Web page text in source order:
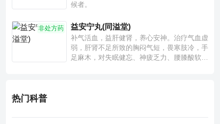
候者。
非处方药 益安宁丸(同溢堂)
补气活血，益肝健肾，养心安神。治疗气血虚
弱，肝肾不足所致的胸闷气短，畏寒肢冷，手
足麻木，对失眠健忘、神疲乏力、腰膝酸软也
热门科普